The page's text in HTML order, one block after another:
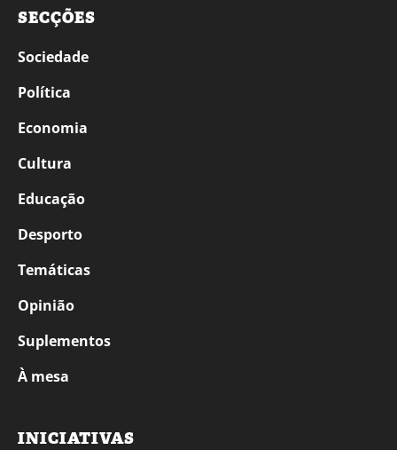
SECÇÕES
Sociedade
Política
Economia
Cultura
Educação
Desporto
Temáticas
Opinião
Suplementos
À mesa
INICIATIVAS